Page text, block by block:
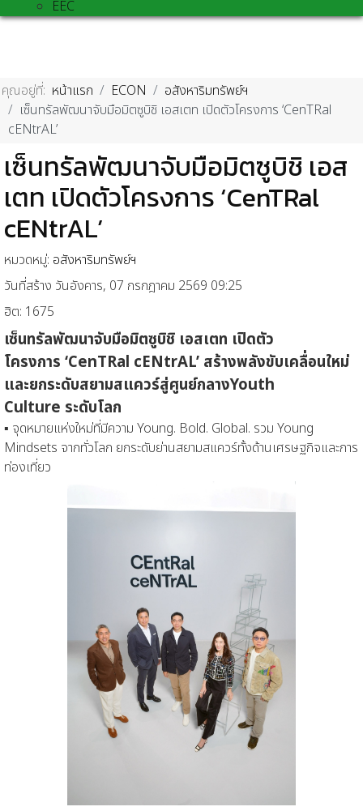
EEC
คุณอยู่ที่: หน้าแรก ECON
อสังหาริมทรัพย์ฯ
​เซ็นทรัลพัฒนาจับมือมิตซูบิชิ เอสเตท เปิดตัวโครงการ ‘CenTRal
cENtrAL’
​เซ็นทรัลพัฒนาจับมือมิตซูบิชิ เอส
เตท เปิดตัวโครงการ ‘CenTRal
cENtrAL’
หมวดหมู่: อสังหาริมทรัพย์ฯ
วันที่สร้าง วันอังคาร, 07 กรกฎาคม 2569 09:25
ฮิต: 1675
เซ็นทรัลพัฒนาจับมือมิตซูบิชิ เอสเตท เปิดตัว
โครงการ ‘CenTRal cENtrAL’ สร้างพลังขับเคลื่อนใหม่
และยกระดับสยามสแควร์สู่ศูนย์กลางYouth
Culture ระดับโลก
▪ จุดหมายแห่งใหม่ที่มีความ Young. Bold. Global. รวม Young
Mindsets จากทั่วโลก ยกระดับย่านสยามสแควร์ทั้งด้านเศรษฐกิจและการ
ท่องเที่ยว